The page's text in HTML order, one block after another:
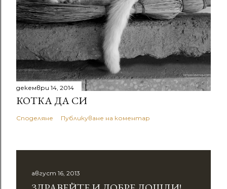
декември 14, 2014
КОТКА ДА СИ
Споделяне Публикуване на коментар
август 16, 2013